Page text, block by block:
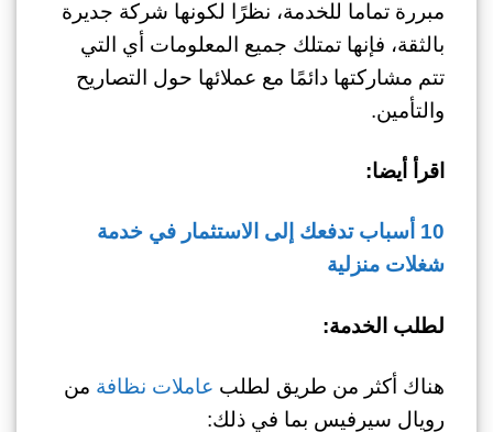
مبررة تماما للخدمة، نظرًا لكونها شركة جديرة
بالثقة، فإنها تمتلك جميع المعلومات أي التي
تتم مشاركتها دائمًا مع عملائها حول التصاريح
والتأمين.
اقرأ أيضا:
10 أسباب تدفعك إلى الاستثمار في خدمة
شغلات منزلية
لطلب الخدمة:
هناك أكثر من طريق لطلب عاملات نظافة من
رويال سيرفيس بما في ذلك: